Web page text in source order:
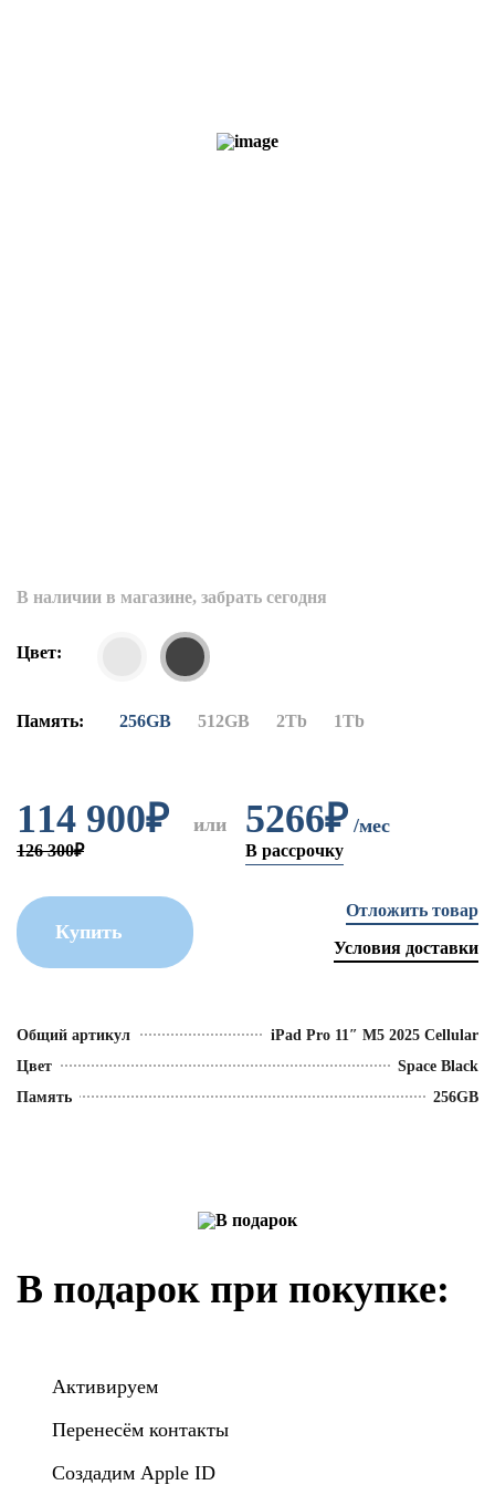
В наличии в магазине, забрать сегодня
Цвет:
Память: 256GB 512GB 2Tb 1Tb
114 900₽ или 5266₽ /мес
В рассрочку
126 300₽
Купить
Отложить товар
Условия доставки
Общий артикул
iPad Pro 11″ M5 2025 Cellular
Цвет
Space Black
Память
256GB
В подарок при покупке:
Активируем
Перенесём контакты
Создадим Apple ID